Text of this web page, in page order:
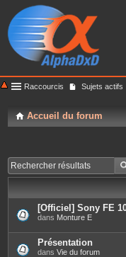
Raccourcis Sujets actifs
Accueil du forum
[Officiel] Sony FE
dans Monture E
Présentation
dans Vie du forum